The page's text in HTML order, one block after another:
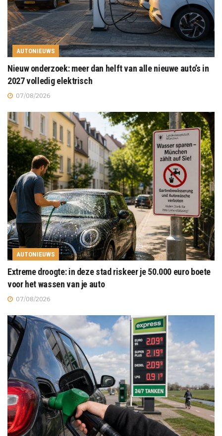
AUTONIEUWS
Nieuw onderzoek: meer dan helft van alle nieuwe auto’s in
2027 volledig elektrisch
07/08/2026
AUTONIEUWS
Extreme droogte: in deze stad riskeer je 50.000 euro boete
voor het wassen van je auto
07/08/2026